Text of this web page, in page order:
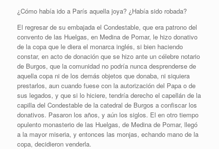
¿Cómo había ido a París aquella joya? ¿Había sido robada?
El regresar de su embajada el Condestable, que era patrono del
convento de las Huelgas, en Medina de Pomar, le hizo donativo
de la copa que le diera el monarca inglés, si bien haciendo
constar, en acto de donación que se hizo ante un célebre notario
de Burgos, que la comunidad no podría nunca desprenderse de
aquella copa ni de los demás objetos que donaba, ni siquiera
prestarlos, aun cuando fuese con la autorización del Papa o de
sus legados, y que si lo hiciere, tendría derecho el capellán de la
capilla del Condestable de la catedral de Burgos a confiscar los
donativos. Pasaron los años, y aún los siglos. El en otro tiempo
opulento monasterio de las Huelgas, de Medina de Pomar, llegó
a la mayor miseria, y entonces las monjas, echando mano de la
copa, decidieron venderla.